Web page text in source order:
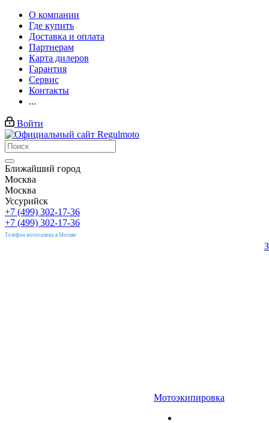
О компании
Где купить
Доставка и оплата
Партнерам
Карта дилеров
Гарантия
Сервис
Контакты
...
Войти
Ближайший город
Москва
Москва
Уссурийск
+7 (499) 302-17-36
+7 (499) 302-17-36
Телефон мотосалона в Москве
Мотоэкипировка